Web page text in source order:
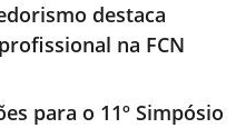
destaca
na FCN
para o 11º Simpósio